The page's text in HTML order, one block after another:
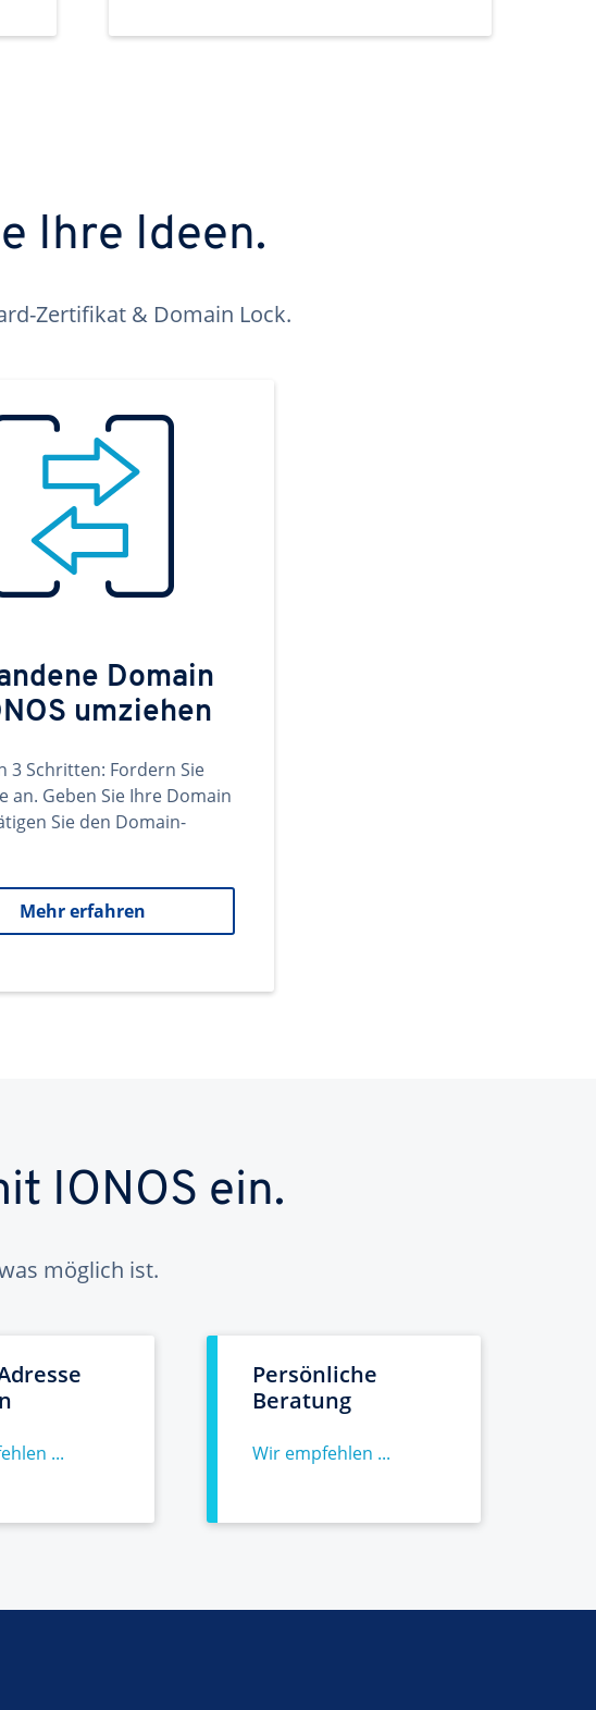
Ihre Ideen.
Zertifikat & Domain Lock.
Domain
umziehen
3 Schritten: Fordern Sie
an. Geben Sie Ihre Domain
Sie den Domain-
Mehr erfahren
IONOS ein.
möglich ist.
...
Persönliche
Beratung
Wir empfehlen ...